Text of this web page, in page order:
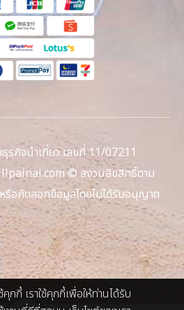
รกิจนำเที่ยว เลขที่ 11/07211
© สงวนลิขสิทธิ์ตาม
รือคัดลอกข้อมูลโดยไม่ได้รับอนุญาต
คุกกี้ เราใช้คุกกี้เพื่อให้ท่านได้รับ